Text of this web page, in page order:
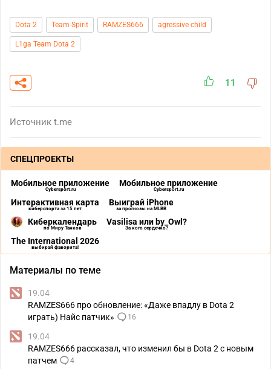
Dota 2 Team Spirit RAMZES666 agressive child
L1ga Team Dota 2
11
Источник t.me
СПЕЦПРОЕКТЫ
Мобильное приложение
Cybersport.ru
Мобильное приложение
Cybersport.ru
Интерактивная карта
киберспорта за 15 лет
Выиграй iPhone
за прогнозы на MLBB
Киберкалендарь
по Миру Танков
Vasilisa или by_Owl?
За кого сердечко?
The International 2026
выбирай фаворита!
Материалы по теме
19.04
RAMZES666 про обновление: «Даже впадлу в Dota 2
играть) Найс патчик»
16
19.04
RAMZES666 рассказал, что изменил бы в Dota 2 с новым
патчем
4